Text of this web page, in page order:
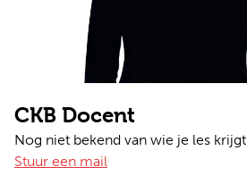
CKB Docent
Nog niet bekend van wie je les krijgt
Stuur een mail